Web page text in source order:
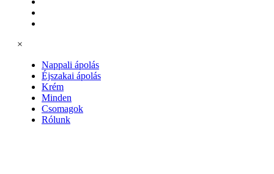
×
Nappali ápolás
Éjszakai ápolás
Krém
Minden
Csomagok
Rólunk